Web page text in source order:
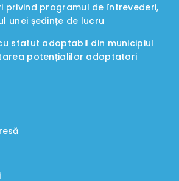
privind programul de întrevederi,
unei ședințe de lucru
statut adoptabil din municipiul
potențialilor adoptatori